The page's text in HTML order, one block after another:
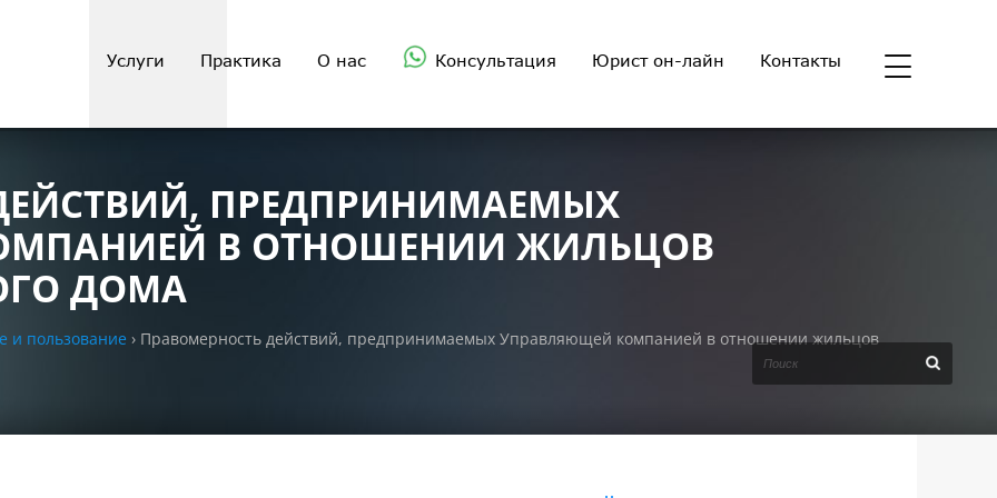
Услуги Практика О нас Консультация Юрист он-лайн Контакты
ПРЕДПРИНИМАЕМЫХ
В ОТНОШЕНИИ ЖИЛЬЦОВ
ДОМА
и пользование › Правомерность действий, предпринимаемых Управляющей компанией в отношении жильцов